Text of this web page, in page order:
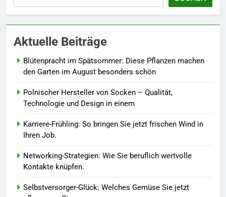
Aktuelle Beiträge
Blütenpracht im Spätsommer: Diese Pflanzen machen
den Garten im August besonders schön
Polnischer Hersteller von Socken – Qualität,
Technologie und Design in einem
Karriere-Frühling: So bringen Sie jetzt frischen Wind in
Ihren Job.
Networking-Strategien: Wie Sie beruflich wertvolle
Kontakte knüpfen.
Selbstversorger-Glück: Welches Gemüse Sie jetzt
Accessoire-Guide: Mit diesen
Details werten Sie jedes
Frühlingsoutfit auf.
MODE
7
Sie Bienen und Schmetterlinge
in Ihren Garten.
LEBENSSTIL
8
zum Quereinstieg in der neuen